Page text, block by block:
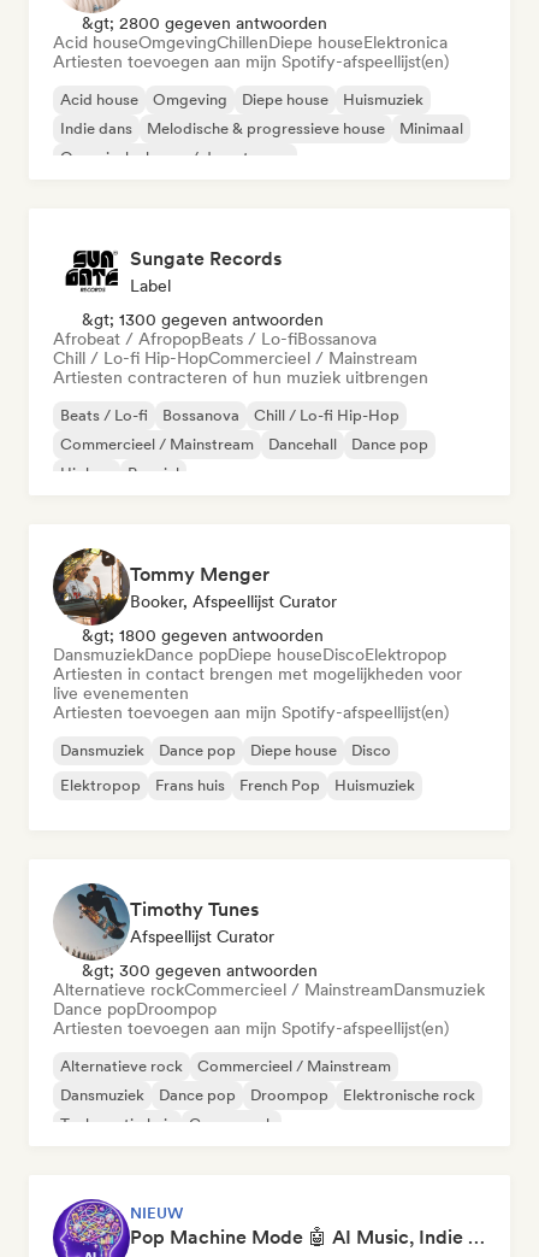
&gt; 2800 gegeven antwoorden
Acid houseOmgevingChillenDiepe houseElektronica
Artiesten toevoegen aan mijn Spotify-afspeellijst(en)
Acid house Omgeving Diepe house
Huismuziek
Indie dans
Melodische & progressieve house
Minimaal
Organische house / downtempo
Sungate Records
Label
&gt; 1300 gegeven antwoorden
Afrobeat / AfropopBeats / Lo-fiBossanova
Chill / Lo-fi Hip-HopCommercieel / Mainstream
Artiesten contracteren of hun muziek uitbrengen
Beats / Lo-fi Bossanova
Chill / Lo-fi Hip-Hop
Commercieel / Mainstream
Dancehall
Dance pop
Hiphop
Popziel
Tommy Menger
Booker, Afspeellijst Curator
&gt; 1800 gegeven antwoorden
DansmuziekDance popDiepe houseDiscoElektropop
Artiesten in contact brengen met mogelijkheden voor
live evenementen
Artiesten toevoegen aan mijn Spotify-afspeellijst(en)
Dansmuziek Dance pop Diepe house
Disco
Elektropop
Frans huis French Pop Huismuziek
Timothy Tunes
Afspeellijst Curator
&gt; 300 gegeven antwoorden
Alternatieve rockCommercieel / MainstreamDansmuziek
Dance popDroompop
Artiesten toevoegen aan mijn Spotify-afspeellijst(en)
Alternatieve rock
Commercieel / Mainstream
Dansmuziek
Dance pop Droompop
Elektronische rock
Toekomstig huis
Garagerock
NIEUW
Pop Machine Mode 🤖 AI Music, Indie Pop & Dream Pop